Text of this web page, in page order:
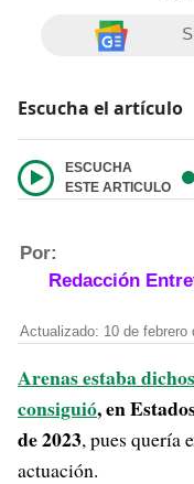
Escucha el artículo
ESCUCHA
ESTE ARTICULO
Por:
Redacción
Actualizado: 10 de febrero
Arenas estaba
consiguió, en
de 2023, pues quería
actuación.